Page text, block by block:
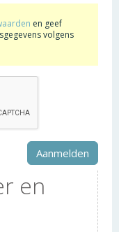
en geef
volgens
en